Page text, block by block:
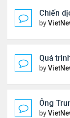
Chiến
by
Quá
by
Ông
by